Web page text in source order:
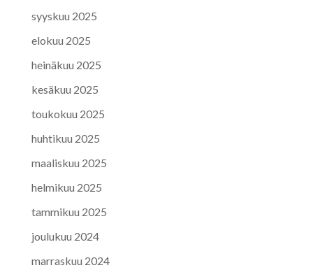
syyskuu 2025
elokuu 2025
heinäkuu 2025
kesäkuu 2025
toukokuu 2025
huhtikuu 2025
maaliskuu 2025
helmikuu 2025
tammikuu 2025
joulukuu 2024
marraskuu 2024